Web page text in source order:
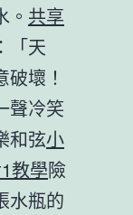
。 共享
「天
破壞！
聲冷笑
和弦小
教學險
水瓶的